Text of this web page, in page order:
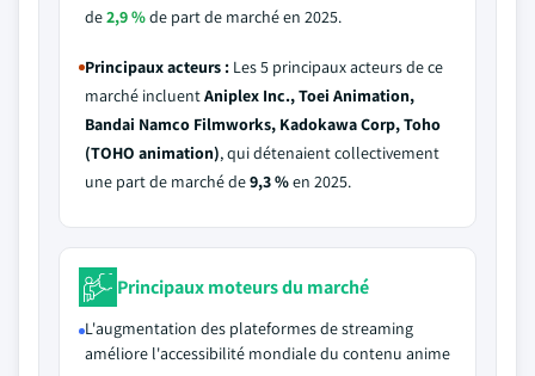
de2,9 %de part de marché en 2025.
Principaux acteurs : Les 5 principaux acteurs de ce
marché incluentAniplex Inc., Toei Animation,
Bandai Namco Filmworks, Kadokawa Corp, Toho
(TOHO animation), qui détenaient collectivement
une part de marché de9,3 %en 2025.
Principaux moteurs du marché
L'augmentation des plateformes de streaming
améliore l'accessibilité mondiale du contenu anime